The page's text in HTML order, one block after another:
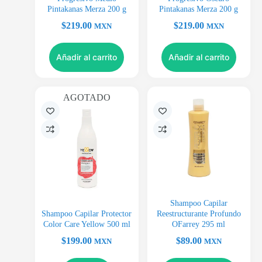
Pintakanas Merza 200 g
$219.00 MXN
Añadir al carrito
Pintakanas Merza 200 g
$219.00 MXN
Añadir al carrito
AGOTADO
Shampoo Capilar Protector
Color Care Yellow 500 ml
$199.00 MXN
Shampoo Capilar
Reestructurante Profundo
OFarrey 295 ml
$89.00 MXN